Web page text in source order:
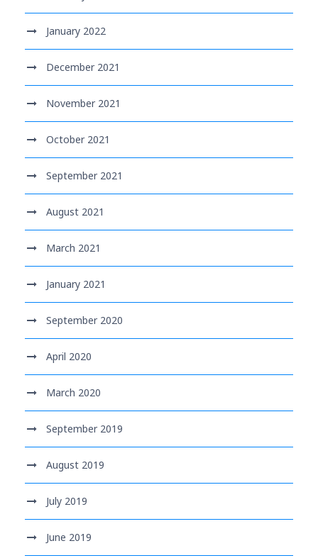
January 2022
December 2021
November 2021
October 2021
September 2021
August 2021
March 2021
January 2021
September 2020
April 2020
March 2020
September 2019
August 2019
July 2019
June 2019